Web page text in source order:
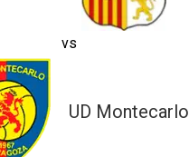
vs
UD Montecarlo